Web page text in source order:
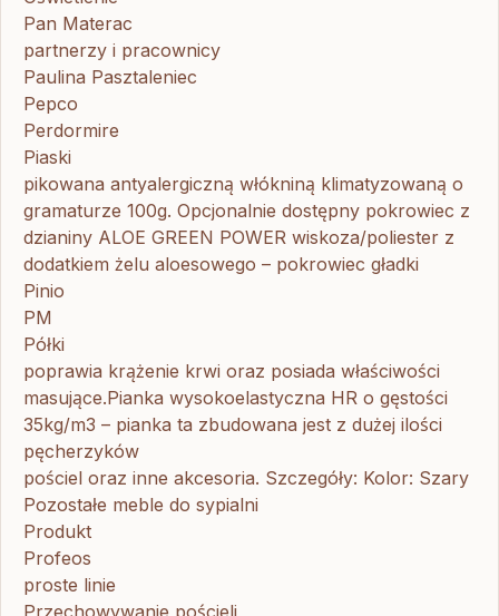
Pan Materac
partnerzy i pracownicy
Paulina Pasztaleniec
Pepco
Perdormire
Piaski
pikowana antyalergiczną włókniną klimatyzowaną o
gramaturze 100g. Opcjonalnie dostępny pokrowiec z
dzianiny ALOE GREEN POWER wiskoza/poliester z
dodatkiem żelu aloesowego – pokrowiec gładki
Pinio
PM
Półki
poprawia krążenie krwi oraz posiada właściwości
masujące.Pianka wysokoelastyczna HR o gęstości
35kg/m3 – pianka ta zbudowana jest z dużej ilości
pęcherzyków
pościel oraz inne akcesoria. Szczegóły: Kolor: Szary
Pozostałe meble do sypialni
Produkt
Profeos
proste linie
Przechowywanie pościeli